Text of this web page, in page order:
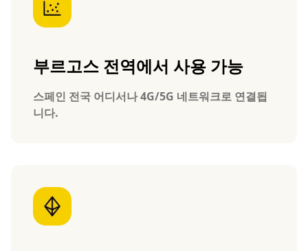
부르고스 전역에서 사용 가능
스페인 전국 어디서나 4G/5G 네트워크로 연결됩
니다.